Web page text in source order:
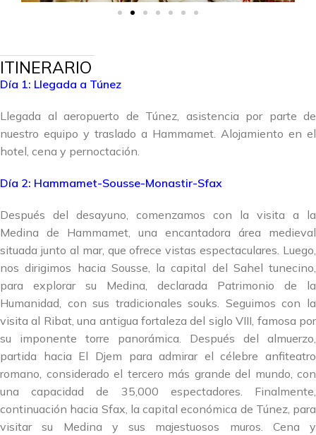
ITINERARIO
Día 1: Llegada a Túnez
Llegada al aeropuerto de Túnez, asistencia por parte de
nuestro equipo y traslado a Hammamet. Alojamiento en el
hotel, cena y pernoctación.
Día 2: Hammamet-Sousse-Monastir-Sfax
Después del desayuno, comenzamos con la visita a la
Medina de Hammamet, una encantadora área medieval
situada junto al mar, que ofrece vistas espectaculares. Luego,
nos dirigimos hacia Sousse, la capital del Sahel tunecino,
para explorar su Medina, declarada Patrimonio de la
Humanidad, con sus tradicionales souks. Seguimos con la
visita al Ribat, una antigua fortaleza del siglo VIII, famosa por
su imponente torre panorámica. Después del almuerzo,
partida hacia El Djem para admirar el célebre anfiteatro
romano, considerado el tercero más grande del mundo, con
una capacidad de 35,000 espectadores. Finalmente,
continuación hacia Sfax, la capital económica de Túnez, para
visitar su Medina y sus majestuosos muros. Cena y